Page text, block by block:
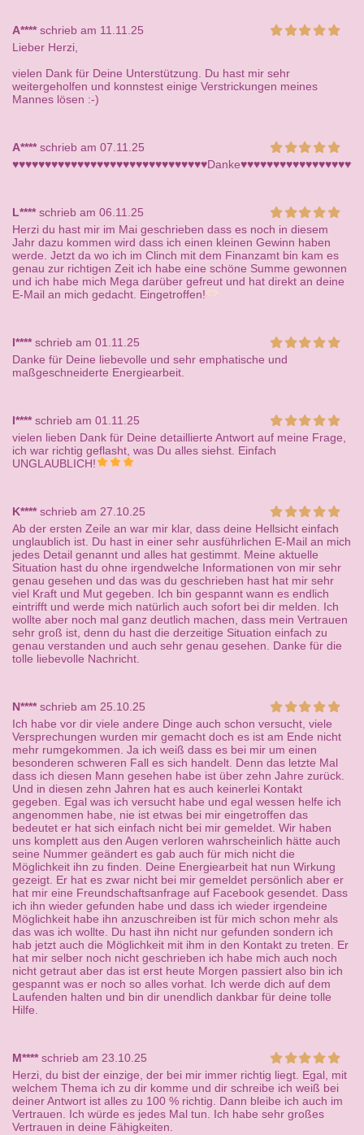
A****schrieb am 11.11.25
Lieber Herzi,
vielen Dank für Deine Unterstützung. Du hast mir sehr
weitergeholfen und konnstest einige Verstrickungen meines
Mannes lösen :-)
A****schrieb am 07.11.25
L****schrieb am 06.11.25
Herzi du hast mir im Mai geschrieben dass es noch in diesem
Jahr dazu kommen wird dass ich einen kleinen Gewinn haben
werde. Jetzt da wo ich im Clinch mit dem Finanzamt bin kam es
genau zur richtigen Zeit ich habe eine schöne Summe gewonnen
und ich habe mich Mega darüber gefreut und hat direkt an deine
E-Mail an mich gedacht. Eingetroffen!
I****schrieb am 01.11.25
Danke für Deine liebevolle und sehr emphatische und
maßgeschneiderte Energiearbeit.
I****schrieb am 01.11.25
vielen lieben Dank für Deine detaillierte Antwort auf meine Frage,
ich war richtig geflasht, was Du alles siehst. Einfach
UNGLAUBLICH!
K****schrieb am 27.10.25
Ab der ersten Zeile an war mir klar, dass deine Hellsicht einfach
unglaublich ist. Du hast in einer sehr ausführlichen E-Mail an mich
jedes Detail genannt und alles hat gestimmt. Meine aktuelle
Situation hast du ohne irgendwelche Informationen von mir sehr
genau gesehen und das was du geschrieben hast hat mir sehr
viel Kraft und Mut gegeben. Ich bin gespannt wann es endlich
eintrifft und werde mich natürlich auch sofort bei dir melden. Ich
wollte aber noch mal ganz deutlich machen, dass mein Vertrauen
sehr groß ist, denn du hast die derzeitige Situation einfach zu
genau verstanden und auch sehr genau gesehen. Danke für die
tolle liebevolle Nachricht.
N****schrieb am 25.10.25
Ich habe vor dir viele andere Dinge auch schon versucht, viele
Versprechungen wurden mir gemacht doch es ist am Ende nicht
mehr rumgekommen. Ja ich weiß dass es bei mir um einen
besonderen schweren Fall es sich handelt. Denn das letzte Mal
dass ich diesen Mann gesehen habe ist über zehn Jahre zurück.
Und in diesen zehn Jahren hat es auch keinerlei Kontakt
gegeben. Egal was ich versucht habe und egal wessen helfe ich
angenommen habe, nie ist etwas bei mir eingetroffen das
bedeutet er hat sich einfach nicht bei mir gemeldet. Wir haben
uns komplett aus den Augen verloren wahrscheinlich hätte auch
seine Nummer geändert es gab auch für mich nicht die
Möglichkeit ihn zu finden. Deine Energiearbeit hat nun Wirkung
gezeigt. Er hat es zwar nicht bei mir gemeldet persönlich aber er
hat mir eine Freundschaftsanfrage auf Facebook gesendet. Dass
ich ihn wieder gefunden habe und dass ich wieder irgendeine
Möglichkeit habe ihn anzuschreiben ist für mich schon mehr als
das was ich wollte. Du hast ihn nicht nur gefunden sondern ich
hab jetzt auch die Möglichkeit mit ihm in den Kontakt zu treten. Er
hat mir selber noch nicht geschrieben ich habe mich auch noch
nicht getraut aber das ist erst heute Morgen passiert also bin ich
gespannt was er noch so alles vorhat. Ich werde dich auf dem
Laufenden halten und bin dir unendlich dankbar für deine tolle
Hilfe.
M****schrieb am 23.10.25
Herzi, du bist der einzige, der bei mir immer richtig liegt. Egal, mit
welchem Thema ich zu dir komme und dir schreibe ich weiß bei
deiner Antwort ist alles zu 100 % richtig. Dann bleibe ich auch im
Vertrauen. Ich würde es jedes Mal tun. Ich habe sehr großes
Vertrauen in deine Fähigkeiten.